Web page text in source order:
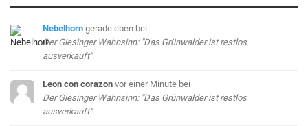
Nebelhorn gerade eben bei
Der Giesinger Wahnsinn: "Das Grünwalder ist restlos
ausverkauft"
Leon con corazon vor einer Minute bei
Der Giesinger Wahnsinn: "Das Grünwalder ist restlos
ausverkauft"